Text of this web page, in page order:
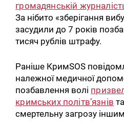
громадянській
За нібито «зберігання
засудили до 7 років
тисяч рублів штрафу.
Раніше КримSOS
належної медичної
позбавлення волі
кримських політв’язнів
смертельну загрозу